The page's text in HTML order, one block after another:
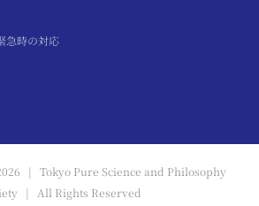
急時の対応
| Tokyo Pure Science and Philosophy
| All Rights Reserved